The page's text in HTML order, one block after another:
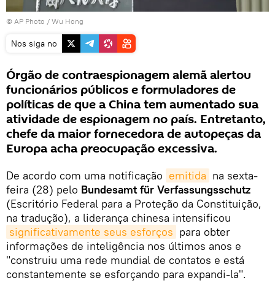
© AP Photo / Wu Hong
Nos siga no
Órgão de contraespionagem alemã alertou
funcionários públicos e formuladores de
políticas de que a China tem aumentado sua
atividade de espionagem no país. Entretanto,
chefe da maior fornecedora de autopeças da
Europa acha preocupação excessiva.
De acordo com uma notificação emitida na sexta-
feira (28) pelo Bundesamt für Verfassungsschutz
(Escritório Federal para a Proteção da Constituição,
na tradução), a liderança chinesa intensificou
significativamente seus esforços para obter
informações de inteligência nos últimos anos e
"construiu uma rede mundial de contatos e está
constantemente se esforçando para expandi-la".